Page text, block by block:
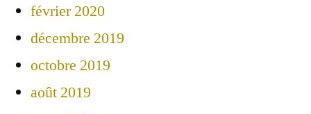
février 2020
décembre 2019
octobre 2019
août 2019